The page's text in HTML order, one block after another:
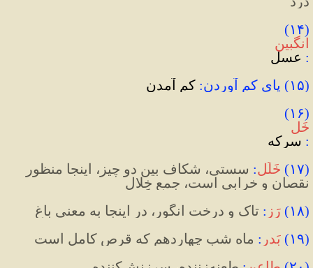
(۱۴)
انگبین
: عسل
(۱۵) پای کم آوردن:
کم آمدن
(۱۶)
خَل
: سرکه
(۱۷) خَلَل:
نقصان و خرابی است، جمع خِلال
(۱۸) رَز : تاک و درخت انگور، در اینجا به معنی باغ
(۱۹) بَدر : ماه شب چهاردهم که قرص کامل است